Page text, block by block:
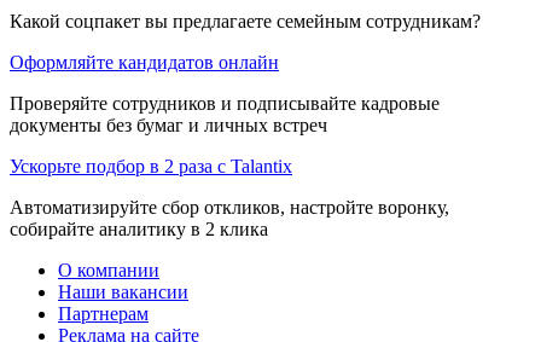
Какой соцпакет вы предлагаете семейным сотрудникам?
Оформляйте кандидатов онлайн
Проверяйте сотрудников и подписывайте кадровые
документы без бумаг и личных встреч
Ускорьте подбор в 2 раза с Talantix
Автоматизируйте сбор откликов, настройте воронку,
собирайте аналитику в 2 клика
О компании
Наши вакансии
Партнерам
Реклама на сайте